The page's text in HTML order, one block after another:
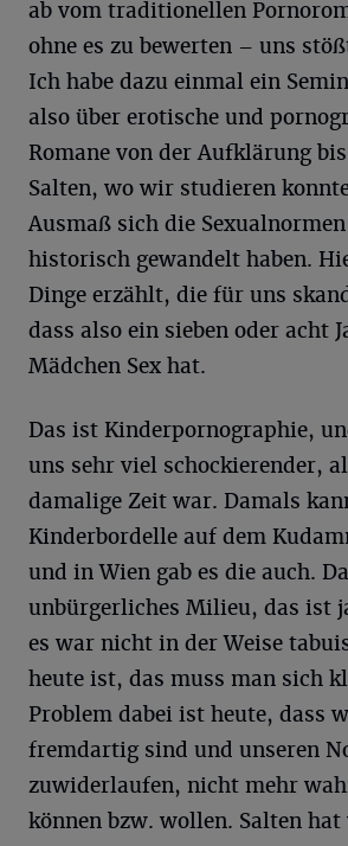
ab vom traditionellen
ohne es zu bewerten – uns
Ich habe dazu einmal ein
also über erotische und
Romane von der Aufklärung
Salten, wo wir studieren
Ausmaß sich die
historisch gewandelt haben.
Dinge erzählt, die für uns
dass also ein sieben oder acht
Mädchen Sex hat.
Das ist Kinderpornographie,
uns sehr viel schockierender,
damalige Zeit war. Damals
Kinderbordelle auf dem
und in Wien gab es die auch.
unbürgerliches Milieu, das ist
es war nicht in der Weise
heute ist, das muss man sich
Problem dabei ist heute, dass
fremdartig sind und unseren
zuwiderlaufen, nicht mehr
können bzw. wollen. Salten